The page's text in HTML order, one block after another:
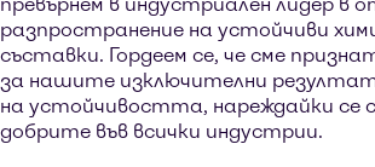
разпространение на устойчиви
съставки. Гордеем се, че сме
за нашите изключителни
на устойчивостта, нареждайки се
добрите във всички индустрии.